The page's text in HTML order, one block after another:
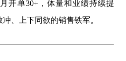
开单30+，体量和业绩持续提
、上下同欲的销售铁军。